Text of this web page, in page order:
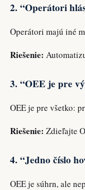
2. “Operátori
Operátori majú iné
Riešenie:
3. “OEE je pre
OEE je pre všetko:
Riešenie: Zdieľajte
4. “Jedno číslo
OEE je súhrn, ale